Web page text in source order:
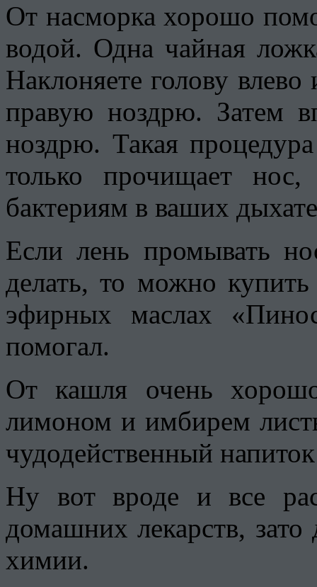
От насморка хорошо
водой. Одна чайная
Наклоняете голову влево
правую ноздрю. Затем
ноздрю. Такая
только прочищает
бактериям в ваших
Если лень промывать
делать, то можно
эфирных маслах
помогал.
От кашля очень
лимоном и имбирем
чудодейственный
Ну вот вроде и все
домашних лекарств,
химии.